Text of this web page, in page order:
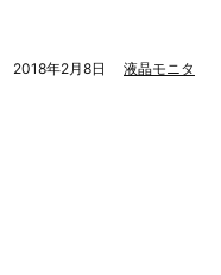
2018年2月8日 液晶モニタ